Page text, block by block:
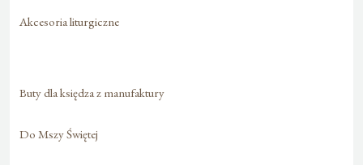
Akcesoria liturgiczne
Buty dla księdza z manufaktury
Do Mszy Świętej